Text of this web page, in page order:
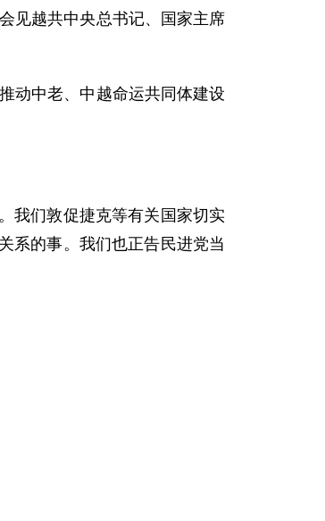
见越共中央总书记、国家主席
动中老、中越命运共同体建设
我们敦促捷克等有关国家切实
系的事。我们也正告民进党当